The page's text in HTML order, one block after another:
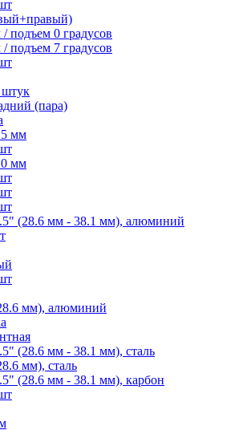
подъем 0 градусов
подъем 7 градусов
штук
(пара)
мм
мм
(28.6 мм - 38.1 мм), алюминий
мм), алюминий
(28.6 мм - 38.1 мм), сталь
мм), сталь
(28.6 мм - 38.1 мм), карбон